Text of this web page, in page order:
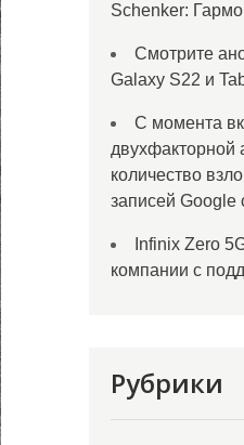
Schenker:
Смотрите
Galaxy S22 и
С момента
двухфакторной
количество
записей Google
Infinix Zero
компании с
Рубрики